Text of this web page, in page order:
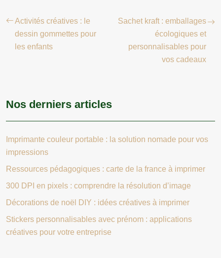
Activités créatives : le
dessin gommettes pour
les enfants
Sachet kraft : emballages
écologiques et
personnalisables pour
vos cadeaux
Nos derniers articles
Imprimante couleur portable : la solution nomade pour vos
impressions
Ressources pédagogiques : carte de la france à imprimer
300 DPI en pixels : comprendre la résolution d’image
Décorations de noël DIY : idées créatives à imprimer
Stickers personnalisables avec prénom : applications
créatives pour votre entreprise